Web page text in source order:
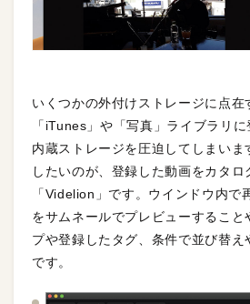
いくつかの外付けストレージに点在
「iTunes」や「写真」ライブラリ
内蔵ストレージを圧迫してしまいま
したいのが、登録した動画をカタロ
「Videlion」です。ウインドウ内で
をサムネールでプレビューすること
プや登録したタグ、条件で並び替え
です。